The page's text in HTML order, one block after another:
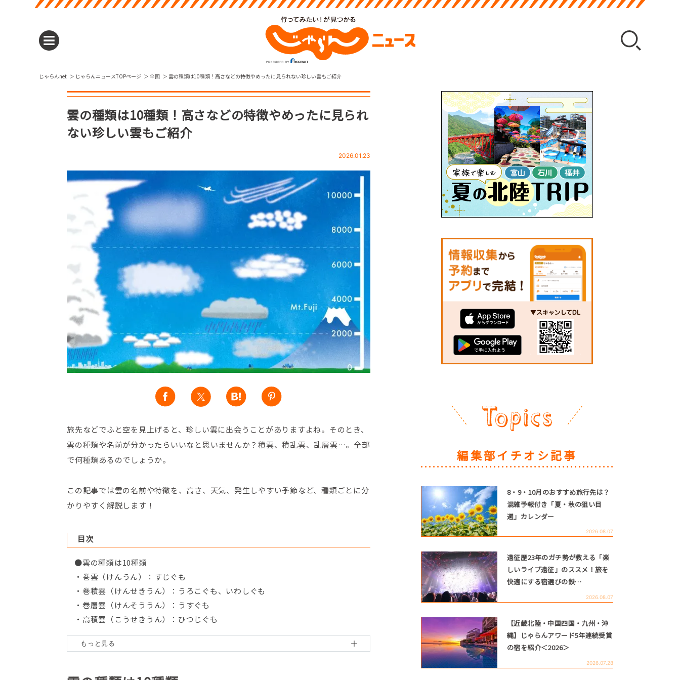
じゃらんnet じゃらんニュースTOPページ 全国 雲の種類は10種類！高さなどの特徴やめったに見られない珍しい雲もご紹介
2026.01.23
雲の種類は10種類！高さなどの特徴やめったに見られ
ない珍しい雲もご紹介
旅先などでふと空を見上げると、珍しい雲に出会うことがありますよね。そのとき、
雲の種類や名前が分かったらいいなと思いませんか？積雲、積乱雲、乱層雲…。全部
で何種類あるのでしょうか。
この記事では雲の名前や特徴を、高さ、天気、発生しやすい季節など、種類ごとに分
かりやすく解説します！
目次
●雲の種類は10種類
・巻雲（けんうん）：すじぐも
・巻積雲（けんせきうん）：うろこぐも、いわしぐも
・巻層雲（けんそううん）：うすぐも
・高積雲（こうせきうん）：ひつじぐも
・高層雲（こうそううん）：おぼろぐも
・乱層雲（らんそううん：あまぐも
・層雲（そううん）：きりぐも
編集部イチオシ記事
8・9・10月のおすすめ旅行先は？
混雑予報付き「夏・秋の狙い目
週」カレンダー
2026.08.07
遠征歴23年のガチ勢が教える「楽
しいライブ遠征」のススメ！旅を
快適にする宿選びの鉄…
2026.08.07
【近畿北陸・中国四国・九州・沖
縄】じゃらんアワード5年連続受賞
の宿を紹介＜2026＞
2026.07.28